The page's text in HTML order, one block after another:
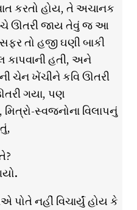
કરતો હોય, તે અચાનક
ઊતરી જાય તેવું જ આ
તો હજી ઘણી બાકી
કાપવાની હતી, અને
ચેન ખેંચીને કવિ ઊતરી
ગયા, પણ
સ્વજનોના વિલાપનું
નહીં વિચાર્યું હોય કે